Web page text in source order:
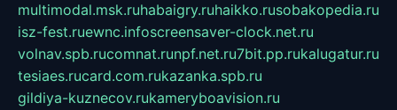
multimodal.msk.ruhabaigry.ruhaikko.rusobakopedia.ru
isz-fest.ruewnc.infoscreensaver-clock.net.ru
volnav.spb.rucomnat.runpf.net.ru7bit.pp.rukalugatur.ru
tesiaes.rucard.com.rukazanka.spb.ru
gildiya-kuznecov.rukameryboavision.ru